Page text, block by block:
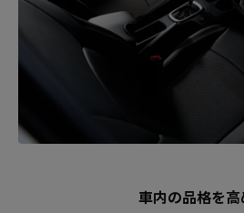
車内の品格を高